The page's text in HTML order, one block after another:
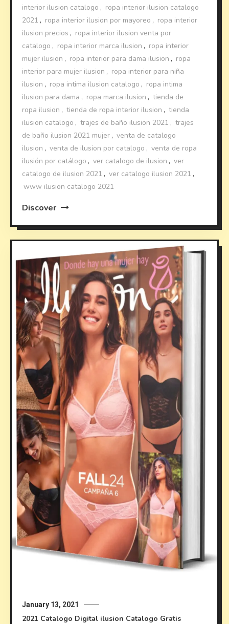
interior ilusion catalogo , ropa interior ilusion catalogo
2021 , ropa interior ilusion por mayoreo , ropa interior
ilusion precios , ropa interior ilusion venta por
catalogo , ropa interior marca ilusion , ropa interior
mujer ilusion , ropa interior para dama ilusion , ropa
interior para mujer ilusion , ropa interior para niña
ilusion , ropa intima ilusion catalogo , ropa intima
ilusion para dama , ropa marca ilusion , tienda de
ropa ilusion , tienda de ropa interior ilusion , tienda
ilusion catalogo , trajes de baño ilusion 2021 , trajes
de baño ilusion 2021 mujer , venta de catalogo
ilusion , venta de ilusion por catalogo , venta de ropa
ilusión por catálogo , ver catalogo de ilusion , ver
catalogo de ilusion 2021 , ver catalogo ilusion 2021 ,
www ilusion catalogo 2021
Discover
January 13, 2021
2021 Catalogo Digital ilusion Catalogo Gratis